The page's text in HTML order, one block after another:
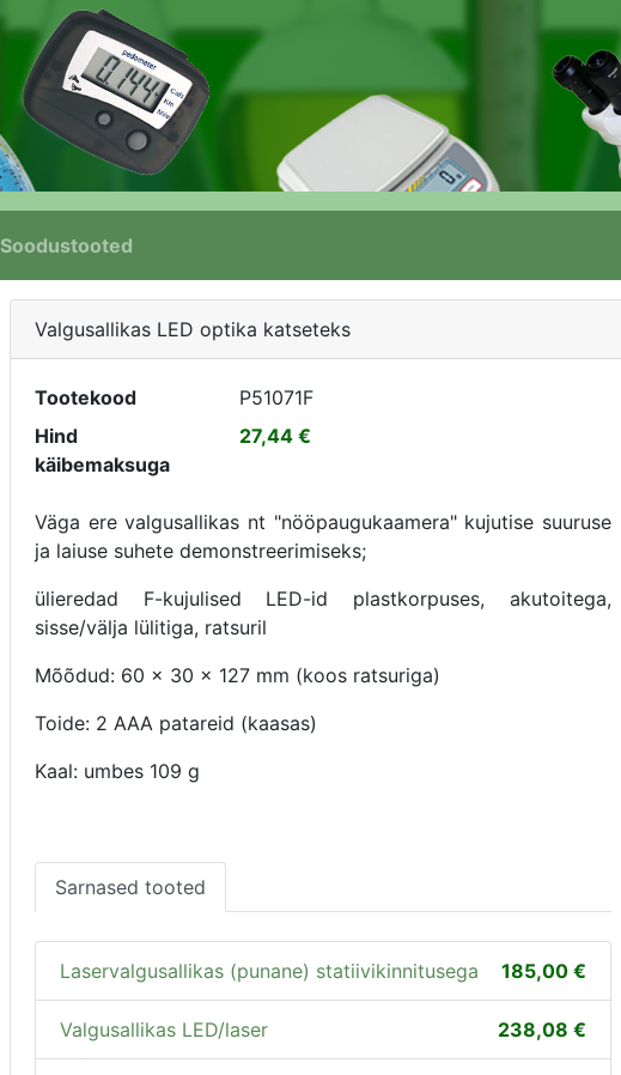
Soodustooted
Valgusallikas LED optika katseteks
Tootekood
P51071F
Hind
käibemaksuga
27,44
Väga ere valgusallikas nt "nööpaugukaamera" kujutise suuruse
ja laiuse suhete demonstreerimiseks;
ülieredad F-kujulised LED-id plastkorpuses, akutoitega,
sisse/välja lülitiga, ratsuril
Mõõdud: 60 x 30 x 127 mm (koos ratsuriga)
Toide: 2 AAA patareid (kaasas)
Kaal: umbes 109 g
Sarnased tooted
185,00
Laservalgusallikas (punane) statiivikinnitusega
238,08
Valgusallikas LED/laser